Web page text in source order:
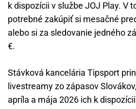
k dispozícii v službe JOJ Play. V
potrebné zakúpiť si mesačné
alebo si za sledovanie jedného
€.
Stávková kancelária Tipsport
livestreamy zo zápasov
apríla a mája 2026 ich k